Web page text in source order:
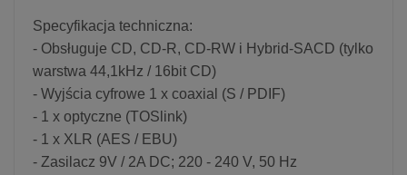
Specyfikacja techniczna:
- Obsługuje CD, CD-R, CD-RW i Hybrid-SACD (tylko
warstwa 44,1kHz / 16bit CD)
- Wyjścia cyfrowe 1 x coaxial (S / PDIF)
- 1 x optyczne (TOSlink)
- 1 x XLR (AES / EBU)
- Zasilacz 9V / 2A DC; 220 - 240 V, 50 Hz